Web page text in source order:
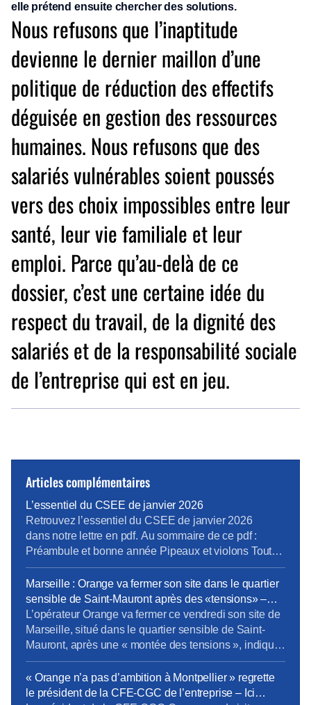
elle prétend ensuite chercher des solutions.
Nous refusons que l’inaptitude
devienne le dernier maillon d’une
politique de réduction des effectifs
déguisée en gestion des ressources
humaines. Nous refusons que des
salariés vulnérables soient poussés
vers des choix impossibles entre leur
santé, leur vie familiale et leur
emploi. Parce qu’au-delà de ce
dossier, c’est une certaine idée du
respect du travail, de la dignité des
salariés et de la responsabilité sociale
de l’entreprise qui est en jeu.
Articles complémentaires
L’essentiel du CSEE de janvier 2026
Retrouvez l’essentiel du CSEE de janvier 2026
dans notre lettre en pdf. Au sommaire de ce pdf :
Préambule et bonne année Pipeaux et violons Tout
va bien madame la marquise Cro-Magnon et
Neandertal Prochain CSEE pour vos élus du 24 au
26 mars.
Marseille : Orange va fermer son site dans le quartier
sensible de Saint-Mauront après des «tensions» –
Europe 1
L’opérateur Orange va fermer ce vendredi son site de
Marseille, situé dans le quartier sensible de Saint-
Mauront, après une « montée des tensions », indique
la direction régionale du groupe. Environ 1.000
personnes travaillent dans ces locaux de la cité
phocéenne. L’entreprise attend « un retour à une
« Orange n’a pas d’ambition à Montpellier » regrette
le président de la CFE-CGC de l’entreprise – Ici